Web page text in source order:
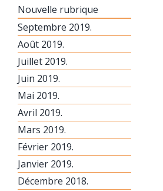
Nouvelle rubrique
Septembre 2019.
Août 2019.
Juillet 2019.
Juin 2019.
Mai 2019.
Avril 2019.
Mars 2019.
Février 2019.
Janvier 2019.
Décembre 2018.